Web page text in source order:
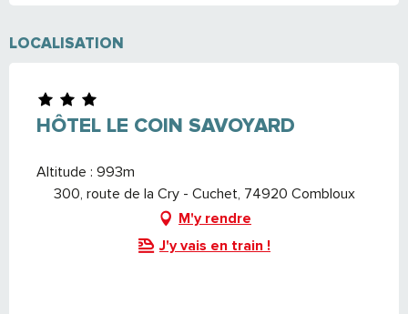
LOCALISATION
HÔTEL LE COIN SAVOYARD
Altitude : 993m
300, route de la Cry - Cuchet, 74920 Combloux
M'y rendre
J'y vais en train !